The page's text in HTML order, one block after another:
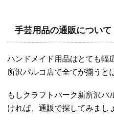
手芸用品の通販について
ハンドメイド用品はとても幅
所沢パルコ店で全てが揃うと
もしクラフトパーク新所沢パ
ければ、通販で探してみまし